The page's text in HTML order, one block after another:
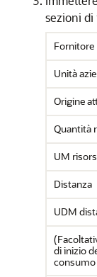
sezioni di
Fornitore
Unità
Origine
Quantità
UM
Distanza
UDM
di inizio
consumo